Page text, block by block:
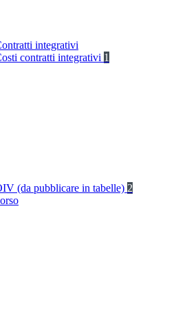
integrativi
contratti integrativi 1
(da pubblicare in tabelle) 2